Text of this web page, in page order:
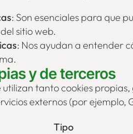
: Son esenciales para que
sitio web.
: Nos ayudan a entender
y de terceros
utilizan tanto cookies
externos (por ejemplo,
Tipo